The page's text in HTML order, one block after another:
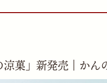
菓」新発売｜かん